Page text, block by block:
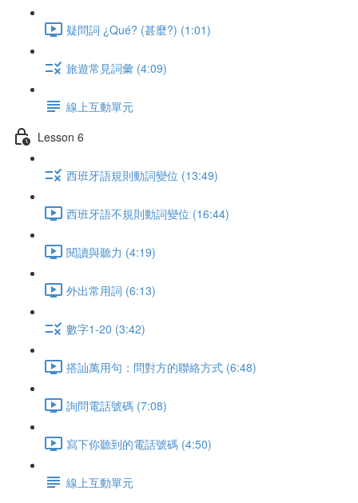
疑問詞 ¿Qué? (甚麼?) (1:01)
旅遊常見詞彙 (4:09)
線上互動單元
Lesson 6
西班牙語規則動詞變位 (13:49)
西班牙語不規則動詞變位 (16:44)
閱讀與聽力 (4:19)
外出常用詞 (6:13)
數字1-20 (3:42)
搭訕萬用句：問對方的聯絡方式 (6:48)
詢問電話號碼 (7:08)
寫下你聽到的電話號碼 (4:50)
線上互動單元